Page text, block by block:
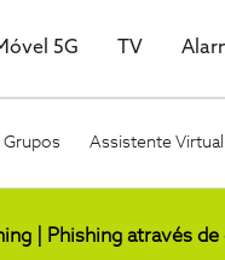
5G TV
Grupos Assistente Virtual
| Phishing através